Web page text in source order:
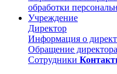
обработки
Учреждение
Директор
Информация о
Обращение
Сотрудники